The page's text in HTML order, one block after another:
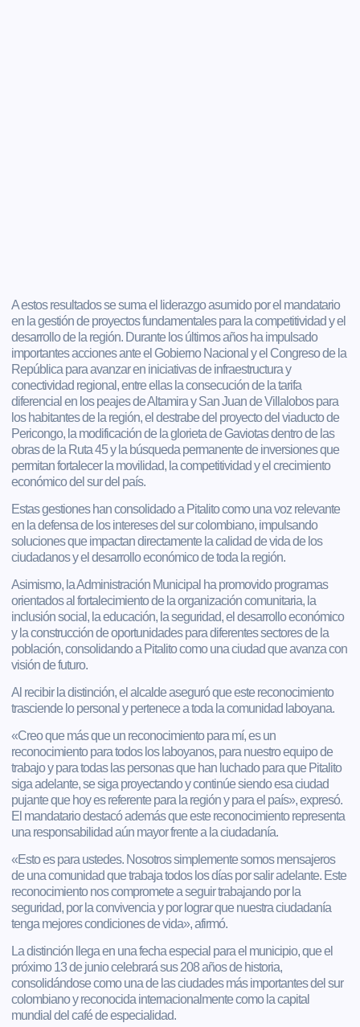
A estos resultados se suma el liderazgo asumido por el mandatario
en la gestión de proyectos fundamentales para la competitividad y el
desarrollo de la región. Durante los últimos años ha impulsado
importantes acciones ante el Gobierno Nacional y el Congreso de la
República para avanzar en iniciativas de infraestructura y
conectividad regional, entre ellas la consecución de la tarifa
diferencial en los peajes de Altamira y San Juan de Villalobos para
los habitantes de la región, el destrabe del proyecto del viaducto de
Pericongo, la modificación de la glorieta de Gaviotas dentro de las
obras de la Ruta 45 y la búsqueda permanente de inversiones que
permitan fortalecer la movilidad, la competitividad y el crecimiento
económico del sur del país.
Estas gestiones han consolidado a Pitalito como una voz relevante
en la defensa de los intereses del sur colombiano, impulsando
soluciones que impactan directamente la calidad de vida de los
ciudadanos y el desarrollo económico de toda la región.
Asimismo, la Administración Municipal ha promovido programas
orientados al fortalecimiento de la organización comunitaria, la
inclusión social, la educación, la seguridad, el desarrollo económico
y la construcción de oportunidades para diferentes sectores de la
población, consolidando a Pitalito como una ciudad que avanza con
visión de futuro.
Al recibir la distinción, el alcalde aseguró que este reconocimiento
trasciende lo personal y pertenece a toda la comunidad laboyana.
«Creo que más que un reconocimiento para mí, es un
reconocimiento para todos los laboyanos, para nuestro equipo de
trabajo y para todas las personas que han luchado para que Pitalito
siga adelante, se siga proyectando y continúe siendo esa ciudad
pujante que hoy es referente para la región y para el país», expresó.
El mandatario destacó además que este reconocimiento representa
una responsabilidad aún mayor frente a la ciudadanía.
«Esto es para ustedes. Nosotros simplemente somos mensajeros
de una comunidad que trabaja todos los días por salir adelante. Este
reconocimiento nos compromete a seguir trabajando por la
seguridad, por la convivencia y por lograr que nuestra ciudadanía
tenga mejores condiciones de vida», afirmó.
La distinción llega en una fecha especial para el municipio, que el
próximo 13 de junio celebrará sus 208 años de historia,
consolidándose como una de las ciudades más importantes del sur
colombiano y reconocida internacionalmente como la capital
mundial del café de especialidad.